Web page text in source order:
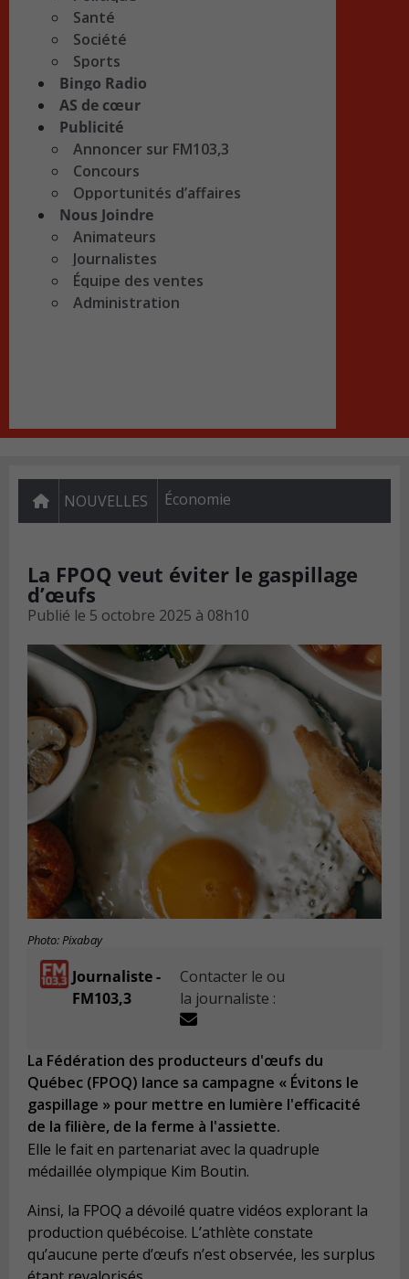
Santé
Société
Sports
Bingo Radio
AS de cœur
Publicité
Annoncer sur FM103,3
Concours
Opportunités d’affaires
Nous Joindre
Animateurs
Journalistes
Équipe des ventes
Administration
NOUVELLES Économie
La FPOQ veut éviter le gaspillage
d’œufs
Publié le 5 octobre 2025 à 08h10
Photo: Pixabay
Journaliste -
FM103,3
Contacter le ou
la journaliste :
La Fédération des producteurs d'œufs du
Québec (FPOQ) lance sa campagne « Évitons le
gaspillage » pour mettre en lumière l'efficacité
de la filière, de la ferme à l'assiette.
Elle le fait en partenariat avec la quadruple
médaillée olympique Kim Boutin.
Ainsi, la FPOQ a dévoilé quatre vidéos explorant la
production québécoise. L’athlète constate
qu’aucune perte d’œufs n’est observée, les surplus